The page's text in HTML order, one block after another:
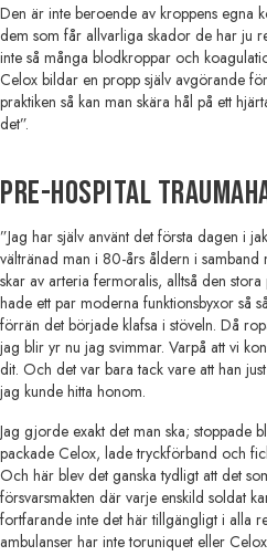
Den är inte beroende av kroppens egna
dem som får allvarliga skador de har ju
inte så många blodkroppar och
Celox bildar en propp själv avgörande
praktiken så kan man skära hål på ett
det”.
Pre-hospital
”Jag har själv använt det första dagen i
vältränad man i 80-års åldern i samband
skar av arteria fermoralis, alltså den
hade ett par moderna funktionsbyxor så
förrän det började klafsa i stöveln. Då
jag blir yr nu jag svimmar. Varpå att vi
dit. Och det var bara tack vare att han
jag kunde hitta honom.
Jag gjorde exakt det man ska; stoppade
packade Celox, lade tryckförband och
Och här blev det ganska tydligt att det
försvarsmakten där varje enskild soldat
fortfarande inte det här tillgängligt i alla
ambulanser har inte toruniquet eller